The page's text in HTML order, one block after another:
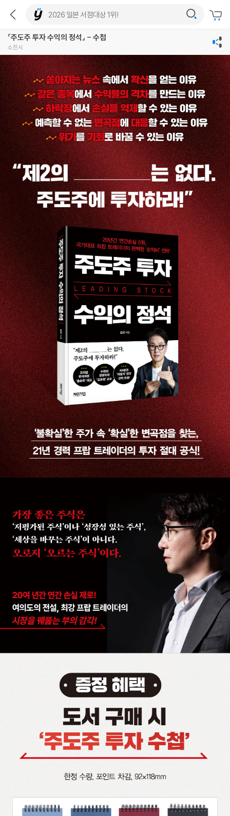
『주도주 투자 수익의 정석』 - 수첩
소진시